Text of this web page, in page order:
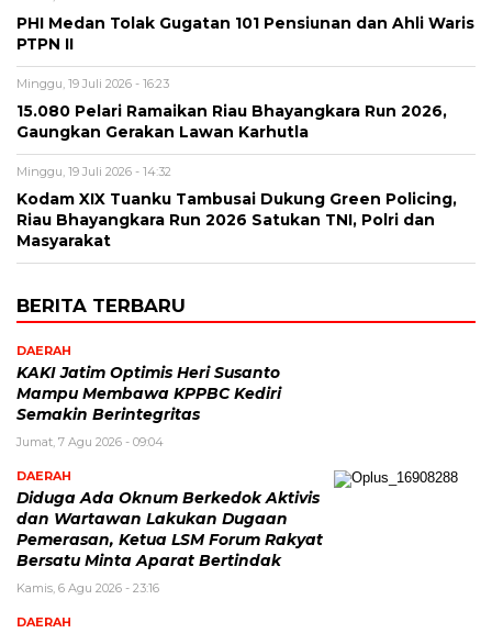
PHI Medan Tolak Gugatan 101 Pensiunan dan Ahli Waris
PTPN II
Minggu, 19 Juli 2026 - 16:23
15.080 Pelari Ramaikan Riau Bhayangkara Run 2026,
Gaungkan Gerakan Lawan Karhutla
Minggu, 19 Juli 2026 - 14:32
Kodam XIX Tuanku Tambusai Dukung Green Policing,
Riau Bhayangkara Run 2026 Satukan TNI, Polri dan
Masyarakat
BERITA TERBARU
DAERAH
KAKI Jatim Optimis Heri Susanto
Mampu Membawa KPPBC Kediri
Semakin Berintegritas
Jumat, 7 Agu 2026 - 09:04
DAERAH
Diduga Ada Oknum Berkedok Aktivis
dan Wartawan Lakukan Dugaan
Pemerasan, Ketua LSM Forum Rakyat
Bersatu Minta Aparat Bertindak
Kamis, 6 Agu 2026 - 23:16
DAERAH